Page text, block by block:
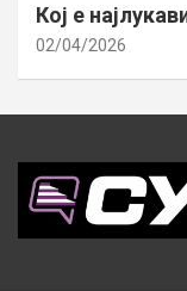
Кој е
02/04/2026